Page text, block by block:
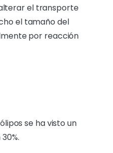
el transporte
el tamaño del
por reacción
se ha visto un